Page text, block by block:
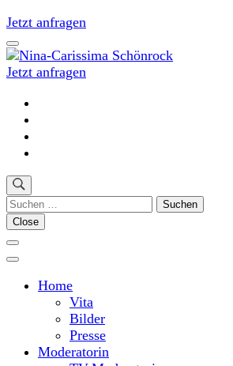
Jetzt anfragen
Nina-Carissima
Jetzt anfragen
Suchen
nach:
Close
Home
Vita
Bilder
Presse
Moderatorin